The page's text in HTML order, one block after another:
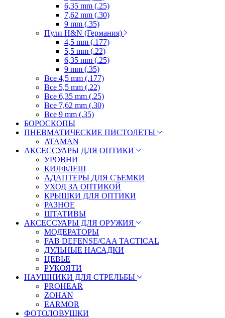
6,35 mm (.25)
7,62 mm (.30)
9 mm (.35)
Пули H&N (Германия)
4,5 mm (.177)
5,5 mm (.22)
6,35 mm (.25)
9 mm (.35)
Все 4,5 mm (.177)
Все 5,5 mm (.22)
Все 6,35 mm (.25)
Все 7,62 mm (.30)
Все 9 mm (.35)
БОРОСКОПЫ
ПНЕВМАТИЧЕСКИЕ ПИСТОЛЕТЫ
ATAMAN
АКСЕССУАРЫ ДЛЯ ОПТИКИ
УРОВНИ
КИЛФЛЕШ
АДАПТЕРЫ ДЛЯ СЪЕМКИ
УХОД ЗА ОПТИКОЙ
КРЫШКИ ДЛЯ ОПТИКИ
РАЗНОЕ
ШТАТИВЫ
АКСЕССУАРЫ ДЛЯ ОРУЖИЯ
МОДЕРАТОРЫ
FAB DEFENSE/CAA TACTICAL
ДУЛЬНЫЕ НАСАДКИ
ЦЕВЬЕ
РУКОЯТИ
НАУШНИКИ ДЛЯ СТРЕЛЬБЫ
PROHEAR
ZOHAN
EARMOR
ФОТОЛОВУШКИ